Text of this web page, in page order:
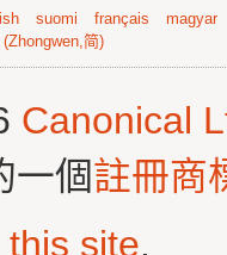
suomi français
magyar
(Zhongwen,简)
Canonical
一個註冊商
site.